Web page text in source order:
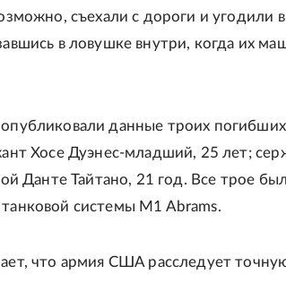
съехали с дороги и угодили
в ловушке внутри, когда их
данные троих
Хосе Дуэнес-младший, 25 лет;
Данте Тайтано, 21 год. Все трое
системы M1 Abrams.
что армия США расследует